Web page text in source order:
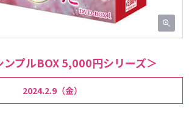
ンプルBOX 5,000円シリーズ＞
2024.2.9（金）